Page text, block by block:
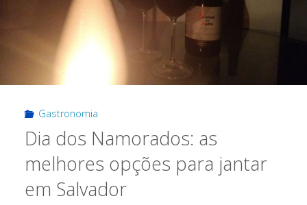
Gastronomia
Dia dos Namorados: as
melhores opções para jantar
em Salvador